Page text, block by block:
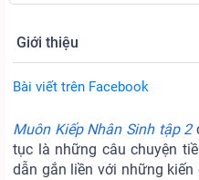
Giới thiệu
Bài viết trên Facebook
Muôn Kiếp Nhân Sinh tập 2
tục là những câu chuyện
dẫn gắn liền với những